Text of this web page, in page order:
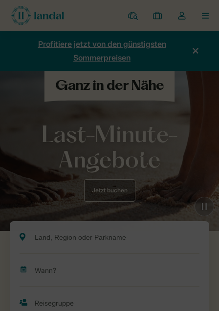
Ferienparks
Meine
Buchungen
Dropdown-
Menü
Kontos
Profitiere jetzt von den günstigsten
Sommerpreisen
Last-Minute-
Angebote
Jetzt buchen